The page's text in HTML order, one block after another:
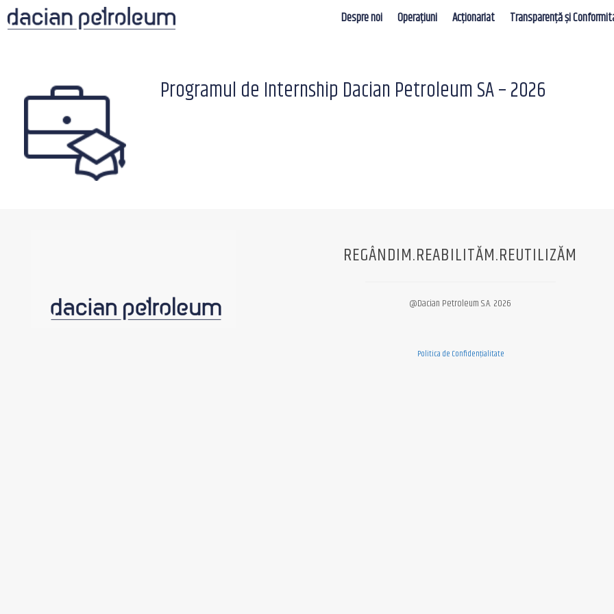
content
Despre noi Operațiuni Acționariat Transparență și
Programul de Internship Dacian Petroleum SA – 2026
REGÂNDIM.REABILITĂM.REUTILIZĂM
@Dacian Petroleum S.A. 2026
Politica de Confidențialitate